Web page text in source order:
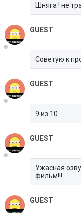
Шняга ! не
GUEST
Советую к
GUEST
9 из 10
GUEST
Ужасная
фильм!!!
GUEST